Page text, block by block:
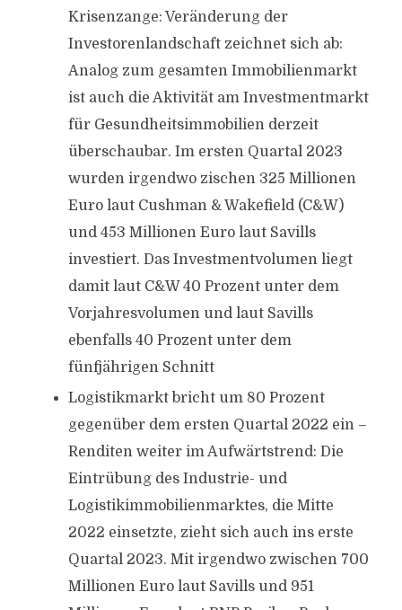
Krisenzange: Veränderung der
Investorenlandschaft zeichnet sich ab:
Analog zum gesamten Immobilienmarkt
ist auch die Aktivität am Investmentmarkt
für Gesundheitsimmobilien derzeit
überschaubar. Im ersten Quartal 2023
wurden irgendwo zischen 325 Millionen
Euro laut Cushman & Wakefield (C&W)
und 453 Millionen Euro laut Savills
investiert. Das Investmentvolumen liegt
damit laut C&W 40 Prozent unter dem
Vorjahresvolumen und laut Savills
ebenfalls 40 Prozent unter dem
fünfjährigen Schnitt
Logistikmarkt bricht um 80 Prozent
gegenüber dem ersten Quartal 2022 ein –
Renditen weiter im Aufwärtstrend: Die
Eintrübung des Industrie- und
Logistikimmobilienmarktes, die Mitte
2022 einsetzte, zieht sich auch ins erste
Quartal 2023. Mit irgendwo zwischen 700
Millionen Euro laut Savills und 951